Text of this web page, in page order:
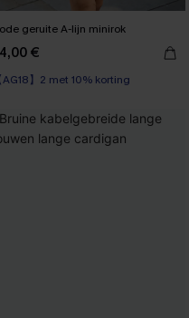
geruite A-lijn minirok
€
【AG18】2 met 10% korting